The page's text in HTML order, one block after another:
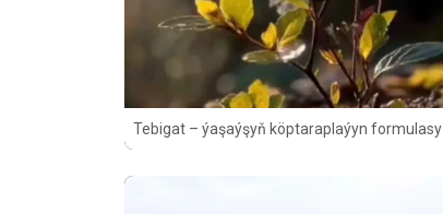
Tebigat – ýaşaýşyň köptaraplaýyn formulasy